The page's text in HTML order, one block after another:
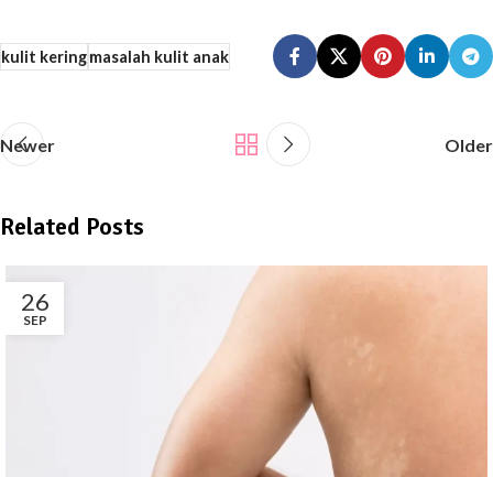
kulit keringmasalah kulit anak
Newer Older
Related Posts
26
SEP